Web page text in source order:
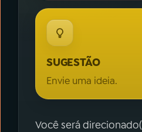
SUGESTÃO
Envie uma ideia.
Você será